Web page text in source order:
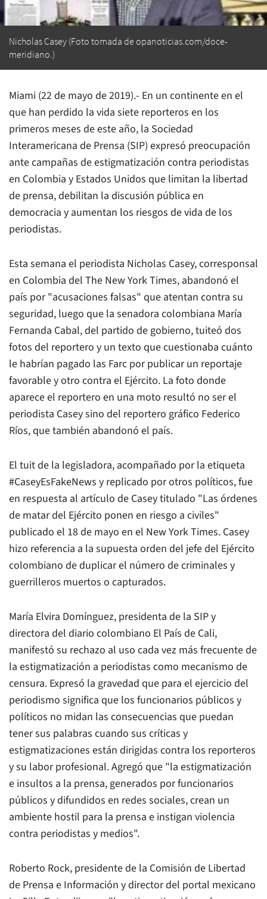
Nicholas Casey (Foto tomada de opanoticias.com/doce-
meridiano.)
Miami (22 de mayo de 2019).- En un continente en el
que han perdido la vida siete reporteros en los
primeros meses de este año, la Sociedad
Interamericana de Prensa (SIP) expresó preocupación
ante campañas de estigmatización contra periodistas
en Colombia y Estados Unidos que limitan la libertad
de prensa, debilitan la discusión pública en
democracia y aumentan los riesgos de vida de los
periodistas.
Esta semana el periodista Nicholas Casey, corresponsal
en Colombia del The New York Times, abandonó el
país por "acusaciones falsas" que atentan contra su
seguridad, luego que la senadora colombiana María
Fernanda Cabal, del partido de gobierno, tuiteó dos
fotos del reportero y un texto que cuestionaba cuánto
le habrían pagado las Farc por publicar un reportaje
favorable y otro contra el Ejército. La foto donde
aparece el reportero en una moto resultó no ser el
periodista Casey sino del reportero gráfico Federico
Ríos, que también abandonó el país.
El tuit de la legisladora, acompañado por la etiqueta
#CaseyEsFakeNews y replicado por otros políticos, fue
en respuesta al artículo de Casey titulado "Las órdenes
de matar del Ejército ponen en riesgo a civiles"
publicado el 18 de mayo en el New York Times. Casey
hizo referencia a la supuesta orden del jefe del Ejército
colombiano de duplicar el número de criminales y
guerrilleros muertos o capturados.
María Elvira Domínguez, presidenta de la SIP y
directora del diario colombiano El País de Cali,
manifestó su rechazo al uso cada vez más frecuente de
la estigmatización a periodistas como mecanismo de
censura. Expresó la gravedad que para el ejercicio del
periodismo significa que los funcionarios públicos y
políticos no midan las consecuencias que puedan
tener sus palabras cuando sus críticas y
estigmatizaciones están dirigidas contra los reporteros
y su labor profesional. Agregó que "la estigmatización
e insultos a la prensa, generados por funcionarios
públicos y difundidos en redes sociales, crean un
ambiente hostil para la prensa e instigan violencia
contra periodistas y medios".
Roberto Rock, presidente de la Comisión de Libertad
de Prensa e Información y director del portal mexicano